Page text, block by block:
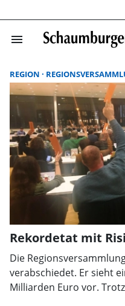
menu
REGION
Rekordetat mit
Die
verabschiedet. Er sieht
Milliarden Euro vor.